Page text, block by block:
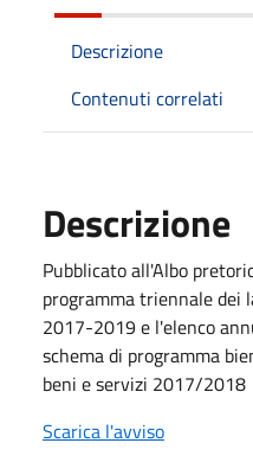
Descrizione
Contenuti correlati
Descrizione
Pubblicato all'Albo
programma triennale dei
2017-2019 e l'elenco
schema di programma
beni e servizi 2017/2018
Scarica l'avviso